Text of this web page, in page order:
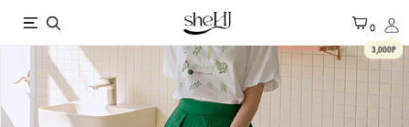
X 0
3,000P